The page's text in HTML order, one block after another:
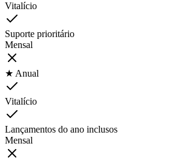
Vitalício
Suporte prioritário
Mensal
★ Anual
Vitalício
Lançamentos do ano inclusos
Mensal